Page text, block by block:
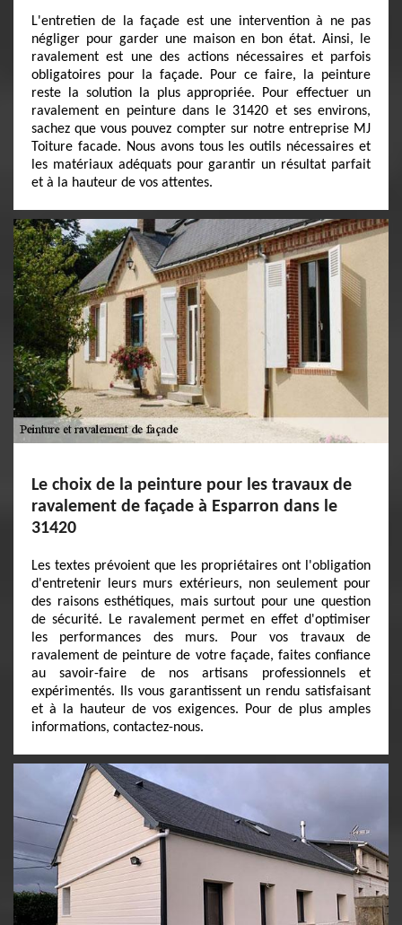
L'entretien de la façade est une intervention à ne pas
négliger pour garder une maison en bon état. Ainsi, le
ravalement est une des actions nécessaires et parfois
obligatoires pour la façade. Pour ce faire, la peinture
reste la solution la plus appropriée. Pour effectuer un
ravalement en peinture dans le 31420 et ses environs,
sachez que vous pouvez compter sur notre entreprise MJ
Toiture facade. Nous avons tous les outils nécessaires et
les matériaux adéquats pour garantir un résultat parfait
et à la hauteur de vos attentes.
Le choix de la peinture pour les travaux de
ravalement de façade à Esparron dans le
31420
Les textes prévoient que les propriétaires ont l'obligation
d'entretenir leurs murs extérieurs, non seulement pour
des raisons esthétiques, mais surtout pour une question
de sécurité. Le ravalement permet en effet d'optimiser
les performances des murs. Pour vos travaux de
ravalement de peinture de votre façade, faites confiance
au savoir-faire de nos artisans professionnels et
expérimentés. Ils vous garantissent un rendu satisfaisant
et à la hauteur de vos exigences. Pour de plus amples
informations, contactez-nous.